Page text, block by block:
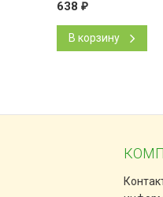
638 ₽
В корзину